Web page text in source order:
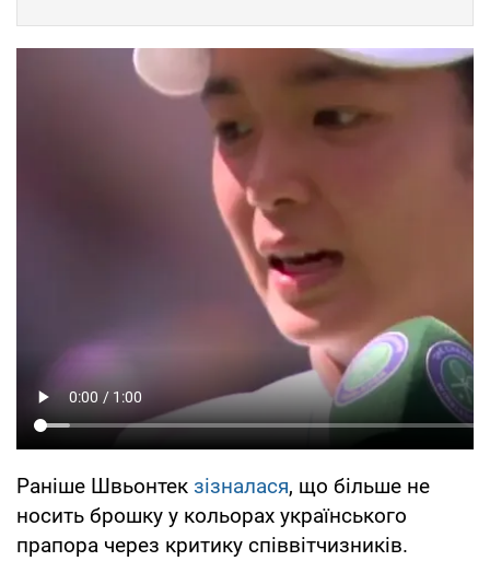
Раніше Швьонтек зізналася, що більше не
носить брошку у кольорах українського
прапора через критику співвітчизників.